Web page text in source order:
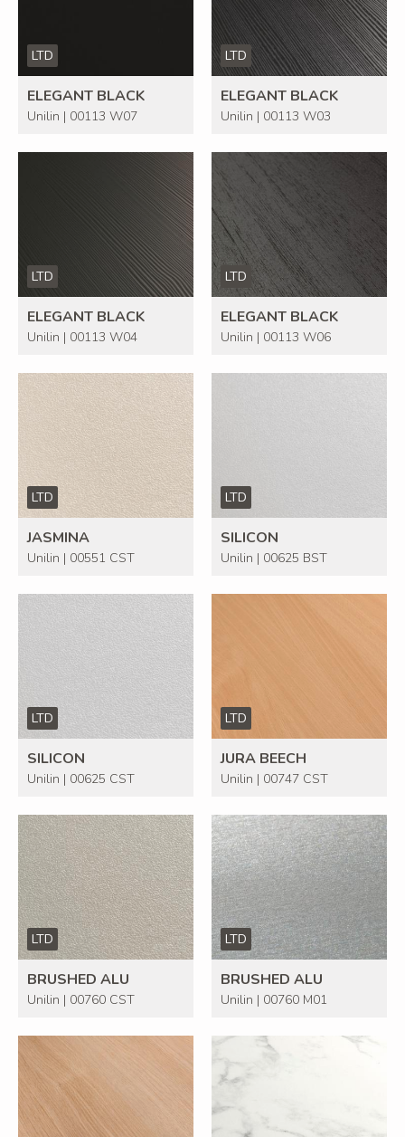
LTD
ELEGANT BLACK
Unilin | 00113 W07
LTD
ELEGANT BLACK
Unilin | 00113 W03
LTD
ELEGANT BLACK
Unilin | 00113 W04
LTD
ELEGANT BLACK
Unilin | 00113 W06
LTD
JASMINA
Unilin | 00551 CST
LTD
SILICON
Unilin | 00625 BST
LTD
SILICON
Unilin | 00625 CST
LTD
JURA BEECH
Unilin | 00747 CST
LTD
BRUSHED ALU
Unilin | 00760 CST
LTD
BRUSHED ALU
Unilin | 00760 M01